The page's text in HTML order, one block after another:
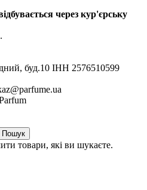
через кур'єрську
буд.10 ІНН 2576510599
Пошук
товари, які ви шукаєте.